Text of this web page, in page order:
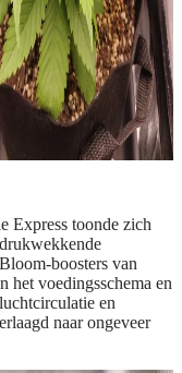
Express toonde zich
boosters van
het voedingsschema en
en
naar ongeveer